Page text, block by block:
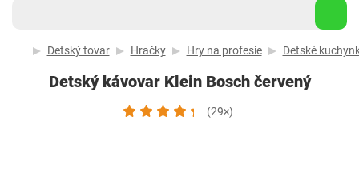
Detský tovar Hračky Hry na profesie Detské
Detský kávovar Klein Bosch červený
(29×)